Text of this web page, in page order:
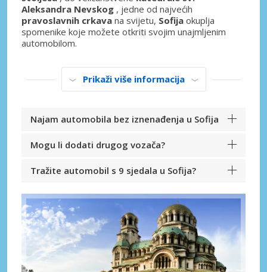
Aleksandra Nevskog , jedne od najvećih
pravoslavnih crkava na svijetu, Sofija okuplja
spomenike koje možete otkriti svojim unajmljenim
automobilom.
Prikaži više informacija
Najam automobila bez iznenađenja u Sofija
Mogu li dodati drugog vozača?
Tražite automobil s 9 sjedala u Sofija?